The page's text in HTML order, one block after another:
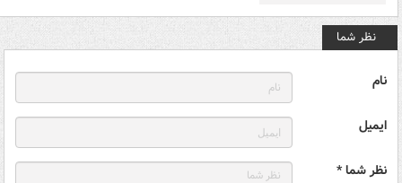
نظر شما
نام
ایمیل
نظر شما *